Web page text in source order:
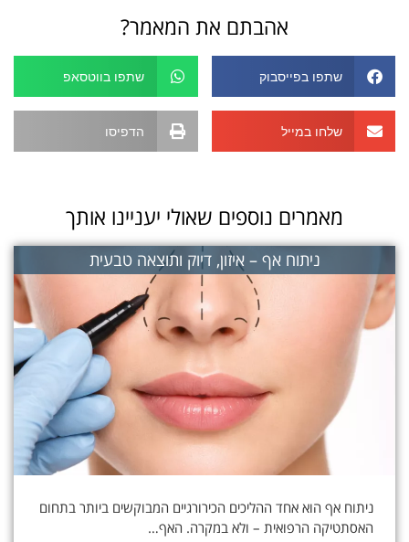
אהבתם את המאמר?
שתפו בפייסבוק שתפו בווטסאפ
שלחו במייל הדפיסו
מאמרים נוספים שאולי יעניינו אותך
ניתוח אף – איזון, דיוק ותוצאה טבעית
ניתוח אף הוא אחד ההליכים הכירורגיים המבוקשים ביותר בתחום
האסתטיקה הרפואית – ולא במקרה. האף…